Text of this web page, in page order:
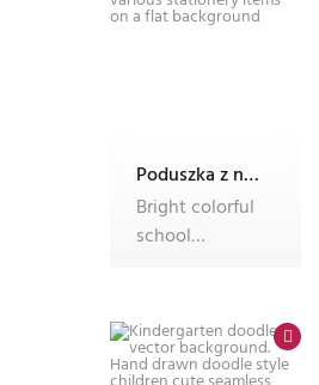
Poduszka z nadrukiem Dec'n'Roll, ze zdjęciem, foto poduszka
Bright colorful
school
backpacks surr